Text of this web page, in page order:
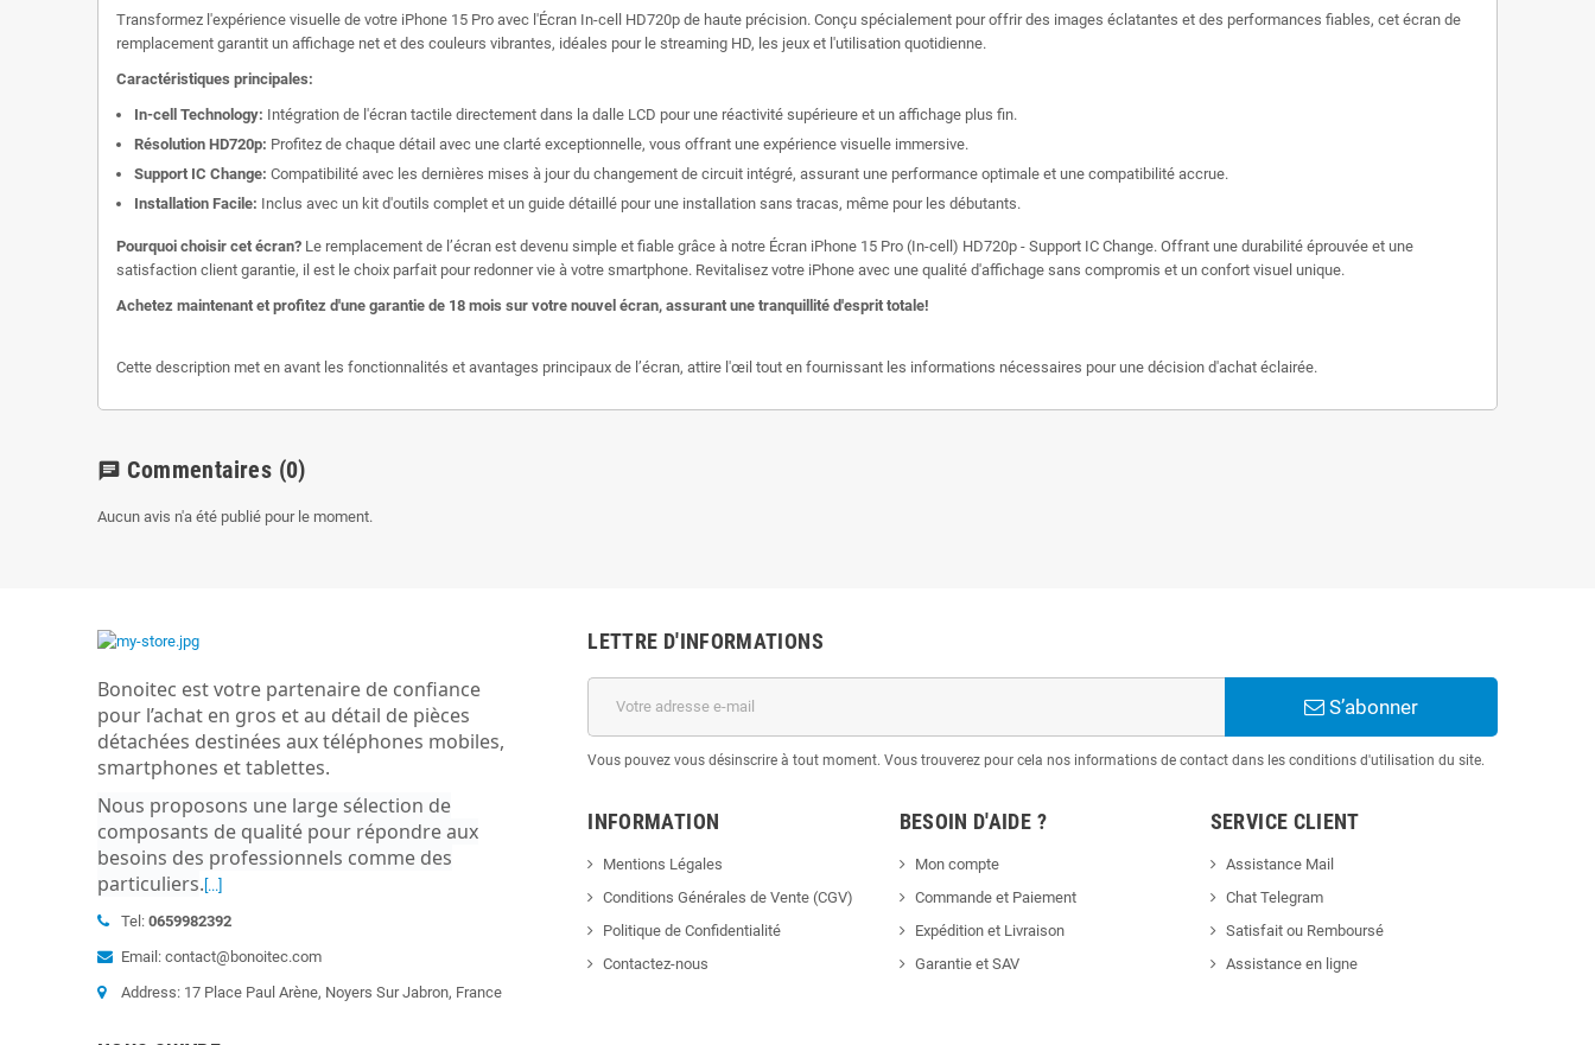
Transformez l'expérience visuelle de votre iPhone 15 Pro avec l'Écran In-cell HD720p de haute précision. Conçu spécialement pour offrir des images éclatantes et des performances fiables, cet écran de
remplacement garantit un affichage net et des couleurs vibrantes, idéales pour le streaming HD, les jeux et l'utilisation quotidienne.
Caractéristiques principales:
In-cell Technology: Intégration de l'écran tactile directement dans la dalle LCD pour une réactivité supérieure et un affichage plus fin.
Résolution HD720p: Profitez de chaque détail avec une clarté exceptionnelle, vous offrant une expérience visuelle immersive.
Support IC Change: Compatibilité avec les dernières mises à jour du changement de circuit intégré, assurant une performance optimale et une compatibilité accrue.
Installation Facile: Inclus avec un kit d'outils complet et un guide détaillé pour une installation sans tracas, même pour les débutants.
Pourquoi choisir cet écran? Le remplacement de l’écran est devenu simple et fiable grâce à notre Écran iPhone 15 Pro (In-cell) HD720p - Support IC Change. Offrant une durabilité éprouvée et une
satisfaction client garantie, il est le choix parfait pour redonner vie à votre smartphone. Revitalisez votre iPhone avec une qualité d'affichage sans compromis et un confort visuel unique.
Achetez maintenant et profitez d'une garantie de 18 mois sur votre nouvel écran, assurant une tranquillité d'esprit totale!
Cette description met en avant les fonctionnalités et avantages principaux de l’écran, attire l'œil tout en fournissant les informations nécessaires pour une décision d'achat éclairée.
chat Commentaires (0)
Aucun avis n'a été publié pour le moment.
Bonoitec est votre partenaire de confiance
pour l’achat en gros et au détail de pièces
détachées destinées aux téléphones mobiles,
smartphones et tablettes.
Nous proposons une large sélection de
composants de qualité pour répondre aux
besoins des professionnels comme des
particuliers. [...]
Tel: 0659982392
Email: contact@bonoitec.com
Address: 17 Place Paul Arène, Noyers Sur Jabron, France
LETTRE D'INFORMATIONS
S’abonner
Vous pouvez vous désinscrire à tout moment. Vous trouverez pour cela nos informations de contact dans les conditions d'utilisation du site.
INFORMATION
Mentions Légales
Conditions Générales de Vente (CGV)
Politique de Confidentialité
Contactez-nous
BESOIN D'AIDE ?
Mon compte
Commande et Paiement
Expédition et Livraison
Garantie et SAV
SERVICE CLIENT
Assistance Mail
Chat Telegram
Satisfait ou Remboursé
Assistance en ligne